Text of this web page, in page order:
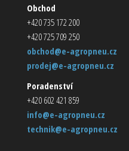
Obchod
+420 735 172 200
+420 725 709 250
obchod@e-agropneu.cz
prodej@e-agropneu.cz
Poradenství
+420 602 421 859
info@e-agropneu.cz
technik@e-agropneu.cz